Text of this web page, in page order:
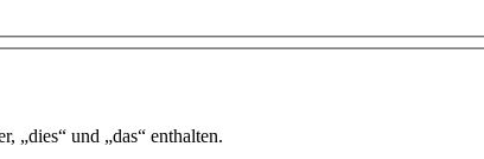
„dies“ und „das“ enthalten.